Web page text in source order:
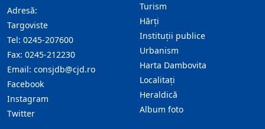
Adresă:
Targoviste
Tel: 0245-207600
Fax: 0245-212230
Email: consjdb@cjd.ro
Facebook
Instagram
Twitter
Turism
Hărţi
Instituţii publice
Urbanism
Harta Dambovita
Localitaţi
Heraldică
Album foto